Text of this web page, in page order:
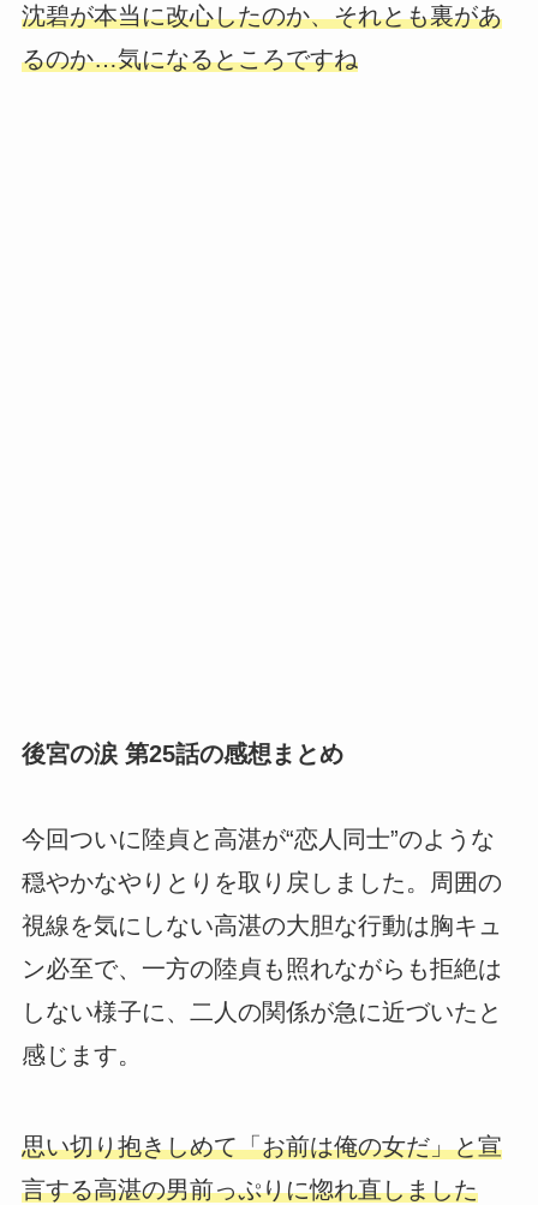
沈碧が本当に改心したのか、それとも裏があ
るのか…気になるところですね
後宮の涙 第25話の感想まとめ
今回ついに陸貞と高湛が“恋人同士”のような
穏やかなやりとりを取り戻しました。周囲の
視線を気にしない高湛の大胆な行動は胸キュ
ン必至で、一方の陸貞も照れながらも拒絶は
しない様子に、二人の関係が急に近づいたと
感じます。
思い切り抱きしめて「お前は俺の女だ」と宣
言する高湛の男前っぷりに惚れ直しました